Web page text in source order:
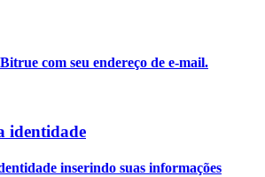
com seu endereço de e-mail.
identidade
inserindo suas informações